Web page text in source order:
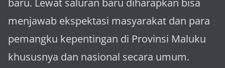
baru. Lewat sa­luran ba­ru diharapkan bisa
menja­wab ekspektasi masya­rakat dan para
pemangku kepen­tingan di Provinsi Maluku
khususnya dan nasional secara umum.